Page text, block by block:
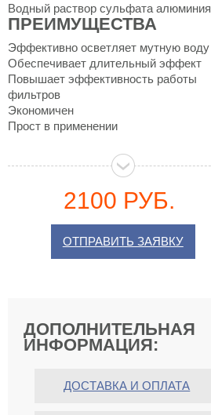
Водный раствор сульфата алюминия
ПРЕИМУЩЕСТВА
Эффективно осветляет мутную воду
Обеспечивает длительный эффект
Повышает эффективность работы
фильтров
Экономичен
Прост в применении
2100 РУБ.
ОТПРАВИТЬ ЗАЯВКУ
ДОПОЛНИТЕЛЬНАЯ
ИНФОРМАЦИЯ:
ДОСТАВКА И ОПЛАТА